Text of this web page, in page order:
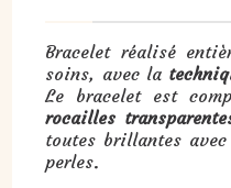
Bracelet réalisé
soins, avec la
Le bracelet est
rocailles
toutes brillantes
perles.